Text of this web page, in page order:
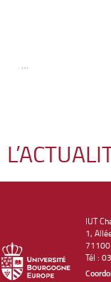
…
IUT
1,
71100
Tél :